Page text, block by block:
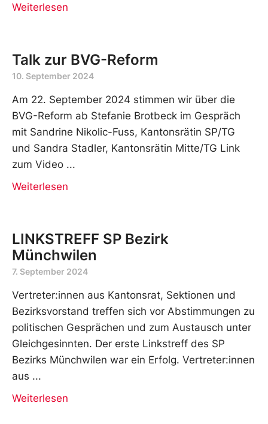
Weiterlesen
Talk zur BVG-Reform
10. September 2024
Am 22. September 2024 stimmen wir über die
BVG-Reform ab Stefanie Brotbeck im Gespräch
mit Sandrine Nikolic-Fuss, Kantonsrätin SP/TG
und Sandra Stadler, Kantonsrätin Mitte/TG Link
zum Video
Weiterlesen
LINKSTREFF SP Bezirk
Münchwilen
7. September 2024
Vertreter:innen aus Kantonsrat, Sektionen und
Bezirksvorstand treffen sich vor Abstimmungen zu
politischen Gesprächen und zum Austausch unter
Gleichgesinnten. Der erste Linkstreff des SP
Bezirks Münchwilen war ein Erfolg. Vertreter:innen
aus
Weiterlesen